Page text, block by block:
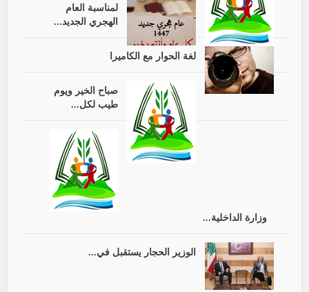
لمناسبة العام
الهجري الجديد...
لغة الحوار مع الكاميرا
صباح الخير ويوم
طيب لكل...
وزارة الداخلية...
الوزير الحجار يستقبل في...